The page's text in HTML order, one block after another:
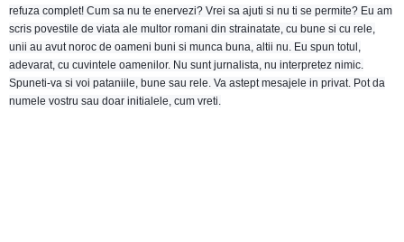
refuza complet! Cum sa nu te enervezi? Vrei sa ajuti si nu ti se permite? Eu am
scris povestile de viata ale multor romani din strainatate, cu bune si cu rele,
unii au avut noroc de oameni buni si munca buna, altii nu. Eu spun totul,
adevarat, cu cuvintele oamenilor. Nu sunt jurnalista, nu interpretez nimic.
Spuneti-va si voi pataniile, bune sau rele. Va astept mesajele in privat. Pot da
numele vostru sau doar initialele, cum vreti.